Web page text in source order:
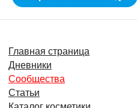
Главная страница
Дневники
Сообщества
Статьи